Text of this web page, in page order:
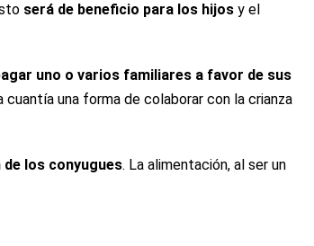
será de beneficio para los hijosy el
uno o varios familiares a favor de sus
una forma de colaborar con la crianza
los conyugues. La alimentación, al ser un